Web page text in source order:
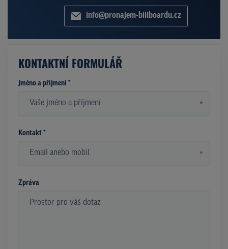
info@pronajem-billboardu.cz
KONTAKTNÍ FORMULÁŘ
Jméno a příjmení *
*
Kontakt *
*
Zpráva